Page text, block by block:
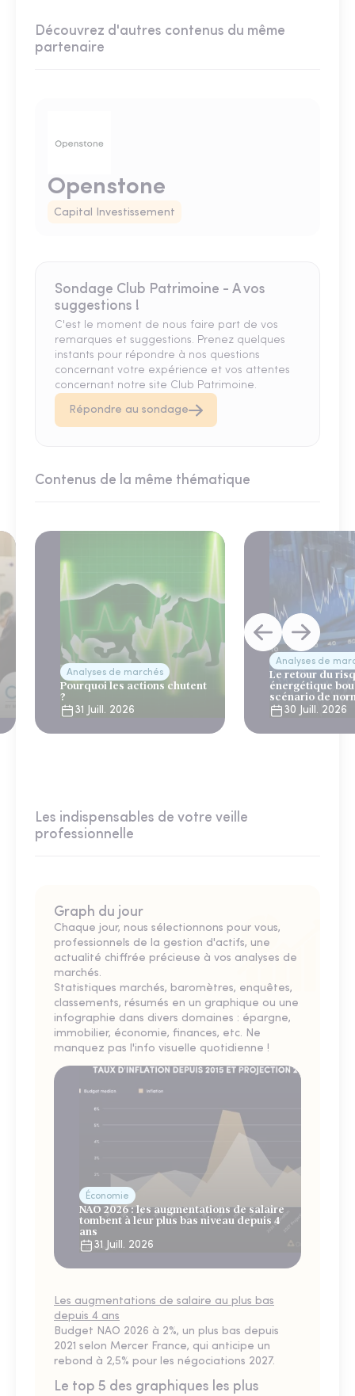
Découvrez d'autres contenus du même
partenaire
Openstone
Capital Investissement
Sondage Club Patrimoine - A vos
suggestions !
C'est le moment de nous faire part de vos
remarques et suggestions. Prenez quelques
instants pour répondre à nos questions
concernant votre expérience et vos attentes
concernant notre site Club Patrimoine.
Répondre au sondage
Contenus de la même thématique
Analyses de marchés
Pourquoi les actions chutent
?
31 Juill. 2026
Analyses de
Le retour du
énergétique
scénario de
30 Juill. 2026
Les indispensables de votre veille
professionnelle
Graph du jour
Chaque jour, nous sélectionnons pour vous,
professionnels de la gestion d'actifs, une
actualité chiffrée précieuse à vos analyses de
marchés.
Statistiques marchés, baromètres, enquêtes,
classements, résumés en un graphique ou une
infographie dans divers domaines : épargne,
immobilier, économie, finances, etc. Ne
manquez pas l'info visuelle quotidienne !
Économie
NAO 2026 : les augmentations de salaire
tombent à leur plus bas niveau depuis 4
ans
31 Juill. 2026
Les augmentations de salaire au plus bas
depuis 4 ans
Budget NAO 2026 à 2%, un plus bas depuis
2021 selon Mercer France, qui anticipe un
rebond à 2,5% pour les négociations 2027.
Le top 5 des graphiques les plus